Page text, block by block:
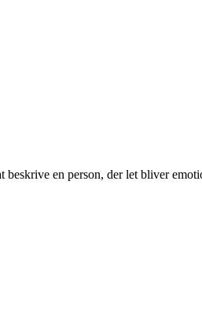
en person, der let bliver